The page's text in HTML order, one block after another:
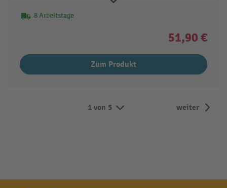
8 Arbeitstage
51,90 €
Zum Produkt
1 von 5 weiter